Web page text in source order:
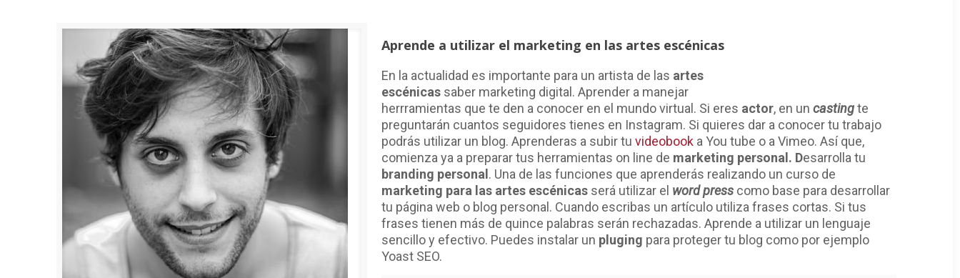
Aprende a utilizar el marketing en las artes escénicas
En la actualidad es importante para un artista de las artes
escénicas saber marketing digital. Aprender a manejar
herrramientas que te den a conocer en el mundo virtual. Si eres actor, en uncastingte
preguntarán cuantos seguidores tienes en Instagram. Si quieres dar a conocer tu trabajo
podrás utilizar un blog. Aprenderas a subir tuvideobook a You tube o a Vimeo. Así que,
comienza ya a preparar tus herramientas on line de marketing personal. Desarrolla tu
branding personal. Una de las funciones que aprenderás realizando un curso de
marketing para las artes escénicas será utilizar el word press como base para desarrollar
tu página web o blog personal. Cuando escribas un artículo utiliza frases cortas. Si tus
frases tienen más de quince palabras serán rechazadas. Aprende a utilizar un lenguaje
sencillo y efectivo. Puedes instalar un pluging para proteger tu blog como por ejemplo
Yoast SEO.